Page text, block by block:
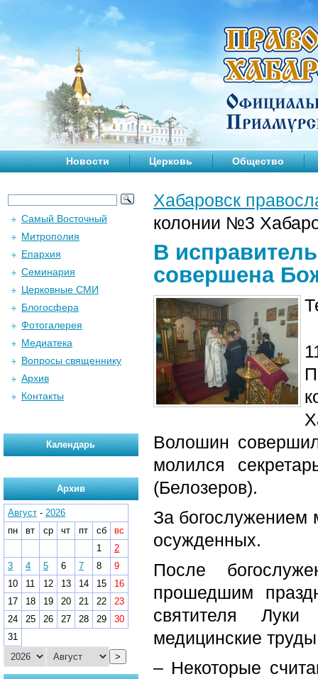
Новости Церковь Общество
Хабаровск
колонии №3
В
совершена
Волошин
молился
(Белозеров).
За богослужением
осужденных.
После
прошедшим
святителя Луки
медицинские
– Некоторые
Самый Восточный
Митрополия
Епархия
Семинария
Церковные СМИ
Блогосфера
Фотогалерея
Медиатека
Вопросы священнику
Архив
Контакты
Календарь
Архив
Август - 2026
пн
вт ср чт пт сб
вс
1
2
3
4 5 6 7 8
9
10
11 12 13 14 15
16
17
18 19 20 21 22
23
24
25 26 27 28 29
30
31
>